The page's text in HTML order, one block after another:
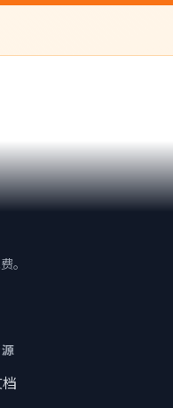
。